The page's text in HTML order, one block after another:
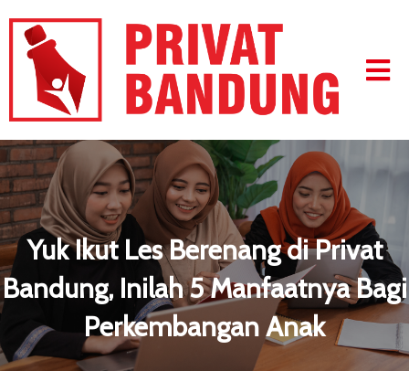
Yuk Ikut Les Berenang di Privat
Bandung, Inilah 5 Manfaatnya Bagi
Perkembangan Anak